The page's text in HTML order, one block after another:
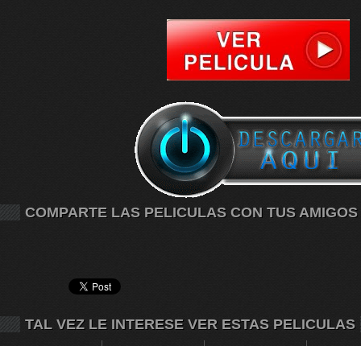
COMPARTE LAS PELICULAS CON TUS AMIGOS
TAL VEZ LE INTERESE VER ESTAS PELICULAS